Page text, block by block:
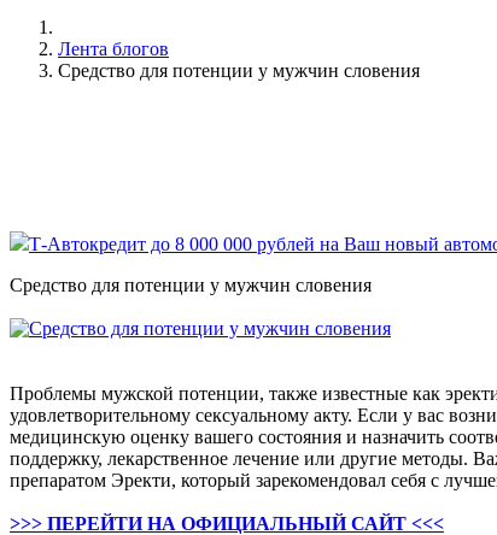
Лента блогов
Средство для потенции у мужчин словения
Т-Автокредит до 8 000 000 рублей на Ваш новый
Средство для потенции у мужчин словения
Проблемы мужской потенции, также известные как
удовлетворительному сексуальному акту. Если у вас
медицинскую оценку вашего состояния и назначить
поддержку, лекарственное лечение или другие
препаратом Эректи, который зарекомендовал себя с
>>> ПЕРЕЙТИ НА ОФИЦИАЛЬНЫЙ САЙТ <<<